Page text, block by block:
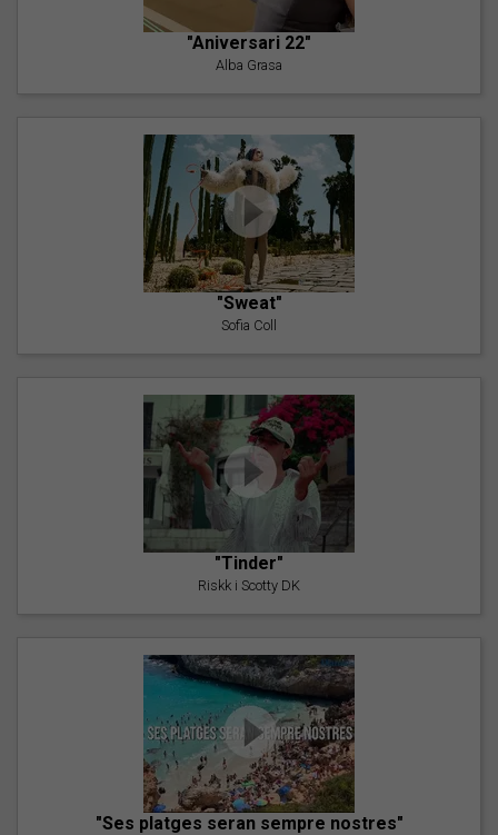
"Aniversari 22"
Alba Grasa
"Sweat"
Sofia Coll
"Tinder"
Riskk i Scotty DK
"Ses platges seran sempre nostres"